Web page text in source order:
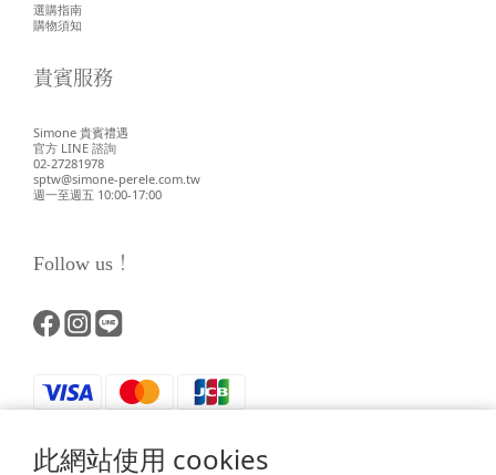
此網站使用 cookies
選購指南
購物須知
貴賓服務
Simone 貴賓禮遇
官方 LINE 諮詢
02-27281978
sptw@simone-perele.com.tw
週一至週五 10:00-17:00
Follow us！